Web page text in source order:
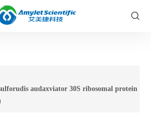
audaxviator 30S ribosomal protein